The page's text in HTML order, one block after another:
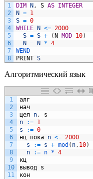
Visual Basic
1
2
3
4
5
6
7
8
DIM N, S AS INTEGER
N = 1
S = 0
WHILE N <= 2000
S = S + (N MOD 10)
N = N * 4
WEND
PRINT S
Алгоритмический язык
1
2
3
4
5
6
7
8
9
10
11
алг
нач
цел n,
s
n
:= 1
s
:= 0
нц пока n <= 2000
s
:= s + mod ( n, 10)
n
:= n * 4
кц
вывод s
кон